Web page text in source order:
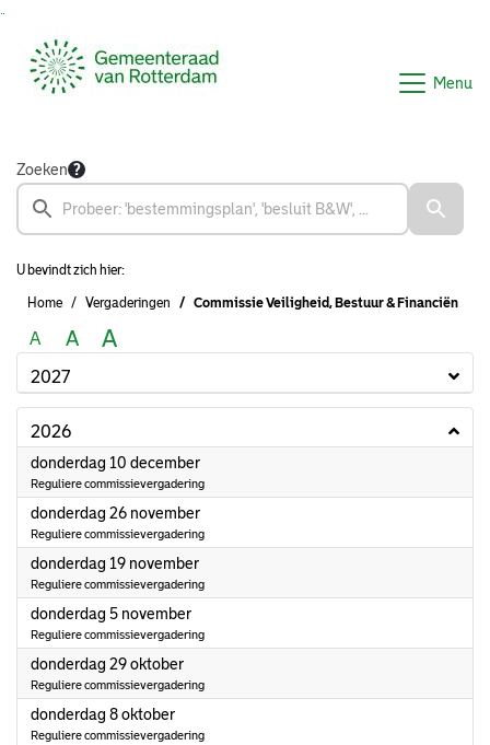
Menu
Zoeken
U bevindt zich hier:
Home Vergaderingen Commissie Veiligheid, Bestuur & Financiën
A A A
2027
2026
donderdag 10 december2026
Reguliere commissievergadering
donderdag 26 november2026
Reguliere commissievergadering
donderdag 19 november2026
Reguliere commissievergadering
donderdag 5 november2026
Reguliere commissievergadering
donderdag 29 oktober2026
Reguliere commissievergadering
donderdag 8 oktober2026
Reguliere commissievergadering